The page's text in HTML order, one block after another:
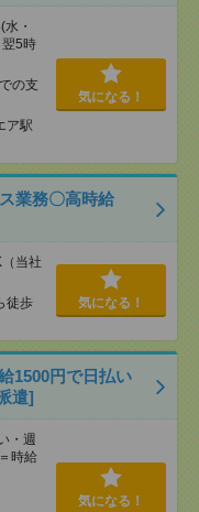
・
5時
の支
ア駅
気になる！
業務〇高時給
当社
徒歩
気になる！
1500円で日払い
遣]
・週
時給
気になる！